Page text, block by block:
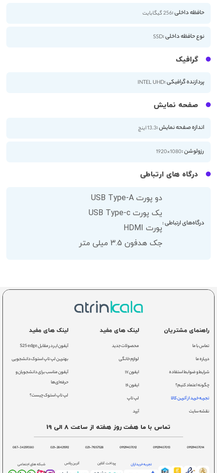
حافظه داخلی :256 گیگابایت
نوع حافظه داخلی :SSD
گرافیک
پردازنده گرافیکی :INTEL UHD
صفحه نمایش
اندازه صفحه نمایش :13.3 اینچ
رزولوشن :1080×1920
درگاه های ارتباطی
درگاه‌های ارتباطی :
دو پورت USB Type-A
یک پورت USB Type-c
پورت HDMI
جک هدفون 3.5 میلی متر
راهنمای مشتریان
تماس با ما
درباره ما
شرایط و ضوابط استفاده
چگونه اعتماد کنیم؟
تجربه خرید از آترین کالا
نقشه سایت
لینک های مفید
محصولات جدید
لوازم خانگی
ایفون ۱۷
ایفون ۱۶
لپ تاپ
آیپد
لینک های مفید
آیفون ایر در مقابل S25 edge
بهترین لپ تاپ استوک دانشجویی
آیفون مناسب برای دانشجویان و
حرفه‌ای‌ها
لپ تاپ استوک چیست؟
تماس با ما هفت روز هفته از ساعت 8 الی 19
09129407014
09129407013
09129407012
021-71057528
021-28421592
087-34259380
تجربه خریداران پرداخت آنلاین آترین پلاس شبکه های اجتماعی